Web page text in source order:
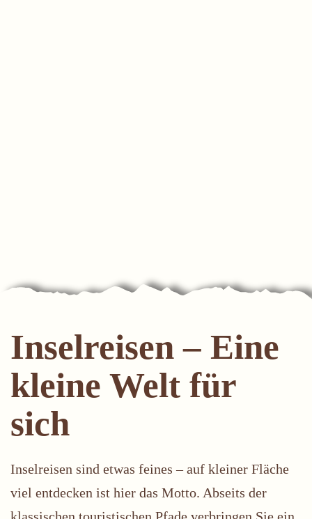
Inselreisen – Eine
kleine Welt für
sich
Inselreisen sind etwas feines – auf kleiner Fläche
viel entdecken ist hier das Motto. Abseits der